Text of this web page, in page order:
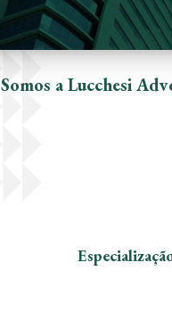
Somos a Lucchesi